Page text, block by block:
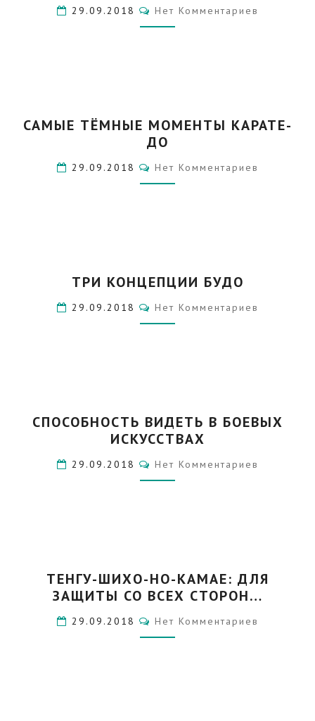
29.09.2018 Комментарии
Нет Комментариев
ТЁМНЫЕ
МОМЕНТЫ
ДО
САМЫЕ ТЁМНЫЕ МОМЕНТЫ КАРАТЕ-
ДО
29.09.2018 Комментарии
Нет Комментариев
КОНЦЕПЦИИ
ТРИ КОНЦЕПЦИИ БУДО
29.09.2018 Комментарии
Нет Комментариев
ВИДЕТЬ
В
ИСКУССТВАХ
СПОСОБНОСТЬ ВИДЕТЬ В БОЕВЫХ
ИСКУССТВАХ
29.09.2018 Комментарии
Нет Комментариев
ШИХО-
НО-
ДЛЯ
ЗАЩИТЫ
ТЕНГУ-ШИХО-НО-КАМАЕ: ДЛЯ
ЗАЩИТЫ СО ВСЕХ СТОРОН…
29.09.2018 Комментарии
Нет Комментариев